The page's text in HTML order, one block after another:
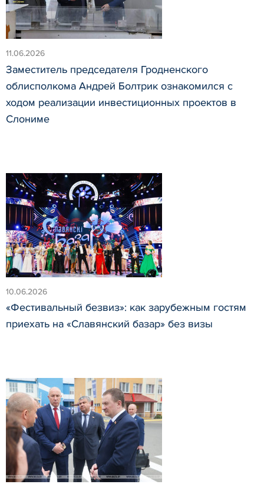
11.06.2026
Заместитель председателя Гродненского
облисполкома Андрей Болтрик ознакомился с
ходом реализации инвестиционных проектов в
Слониме
10.06.2026
«Фестивальный безвиз»: как зарубежным гостям
приехать на «Славянский базар» без визы